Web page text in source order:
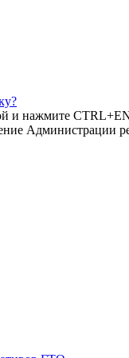
и нажмите
Администрации